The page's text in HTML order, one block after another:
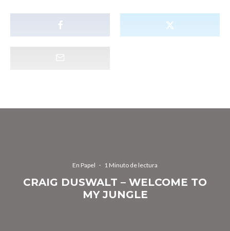
En Papel · 1 Minuto de lectura
CRAIG DUSWALT – WELCOME TO
MY JUNGLE